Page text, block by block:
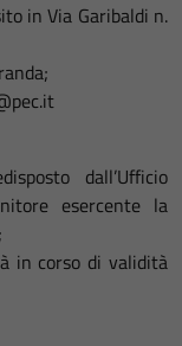
in Via Garibaldi n.
dall’Ufficio
esercente la
in corso di validità